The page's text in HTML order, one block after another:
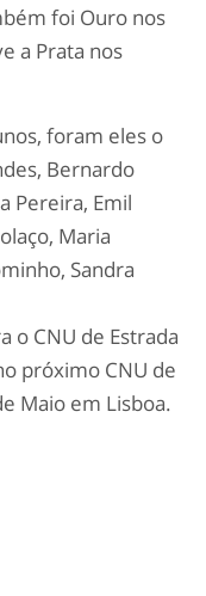
foi Ouro nos
a Prata nos
foram eles o
Bernardo
Pereira, Emil
Maria
Sandra
o CNU de Estrada
próximo CNU de
Maio em Lisboa.